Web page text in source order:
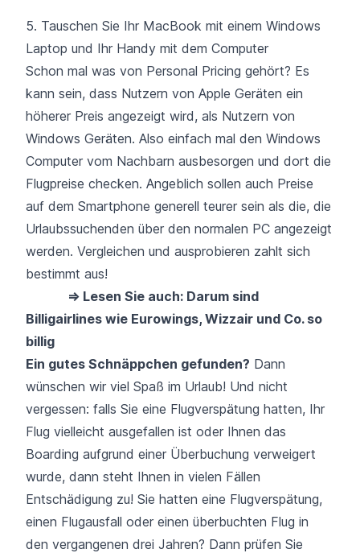
5. Tauschen Sie Ihr MacBook mit einem Windows
Laptop und Ihr Handy mit dem Computer
Schon mal was von Personal Pricing gehört? Es
kann sein, dass Nutzern von Apple Geräten ein
höherer Preis angezeigt wird, als Nutzern von
Windows Geräten. Also einfach mal den Windows
Computer vom Nachbarn ausbesorgen und dort die
Flugpreise checken. Angeblich sollen auch Preise
auf dem Smartphone generell teurer sein als die, die
Urlaubssuchenden über den normalen PC angezeigt
werden. Vergleichen und ausprobieren zahlt sich
bestimmt aus!
⇒ Lesen Sie auch: Darum sind
Billigairlines wie Eurowings, Wizzair und Co. so
billig
Ein gutes Schnäppchen gefunden? Dann
wünschen wir viel Spaß im Urlaub! Und nicht
vergessen: falls Sie eine Flugverspätung hatten, Ihr
Flug vielleicht ausgefallen ist oder Ihnen das
Boarding aufgrund einer Überbuchung verweigert
wurde, dann steht Ihnen in vielen Fällen
Entschädigung zu! Sie hatten eine Flugverspätung,
einen Flugausfall oder einen überbuchten Flug in
den vergangenen drei Jahren? Dann prüfen Sie